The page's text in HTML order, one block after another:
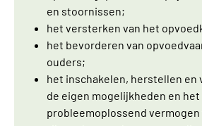
en stoornissen;
het versterken van het
het bevorderen van
ouders;
het inschakelen, herstellen en
de eigen mogelijkheden en het
probleemoplossend vermogen